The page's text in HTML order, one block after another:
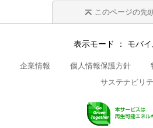
このページの先
表示モード モバ
企業情報 個人情報保護方針
サステナビリ